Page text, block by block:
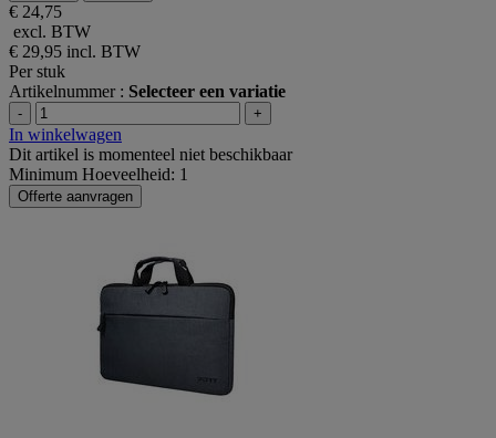
€ 24,75
excl. BTW
€ 29,95 incl. BTW
Per stuk
Artikelnummer : Selecteer een variatie
- +
In winkelwagen
Dit artikel is momenteel niet beschikbaar
Minimum Hoeveelheid: 1
Offerte aanvragen